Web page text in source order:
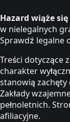
Hazard wiąże
w nielegalnych
Sprawdź legalne
Treści dotyczące
charakter
stanowią zachęty
Zakłady
pełnoletnich.
afiliacyjne.